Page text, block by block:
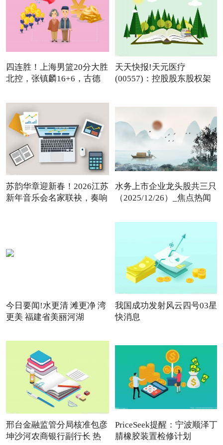
四连胜！上海男篮20分大胜
北控，张镇麟16+6，古德
天天快报!天元医疗
(00557)：控股股东股权架
苏韵华章迎新春！2026江苏
新年音乐会名家联袂，奏响
水务上市企业龙头股共三只
（2025/12/26）_焦点热闻
今日要闻!水更清 滩更净 湾
更美 福建省美丽河湖
我国成功发射风云四号03星
快消息
邢台金融监管分局核准包彦
坤沙河农商银行副行长 热
PriceSeek提醒：宁波顺泽丁
腈橡胶装置检修计划